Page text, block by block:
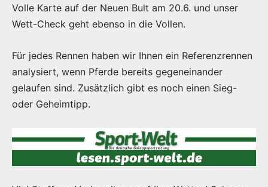
Volle Karte auf der Neuen Bult am 20.6. und unser
Wett-Check geht ebenso in die Vollen.
Für jedes Rennen haben wir Ihnen ein Referenzrennen
analysiert, wenn Pferde bereits gegeneinander
gelaufen sind. Zusätzlich gibt es noch einen Sieg-
oder Geheimtipp.